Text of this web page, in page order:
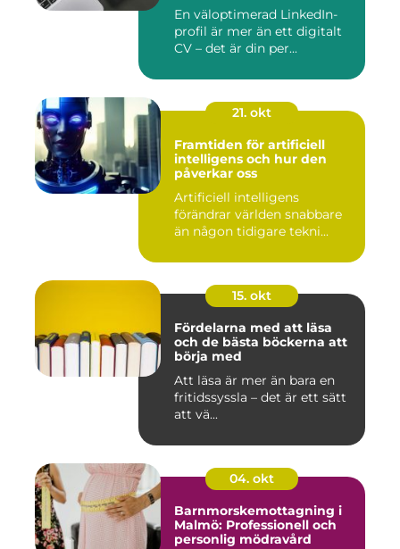
En väloptimerad LinkedIn-
profil är mer än ett digitalt
CV – det är din per...
21. okt
Framtiden för artificiell
intelligens och hur den
påverkar oss
Artificiell intelligens
förändrar världen snabbare
än någon tidigare tekni...
15. okt
Fördelarna med att läsa
och de bästa böckerna att
börja med
Att läsa är mer än bara en
fritidssyssla – det är ett sätt
att vä...
04. okt
Barnmorskemottagning i
Malmö: Professionell och
personlig mödravård